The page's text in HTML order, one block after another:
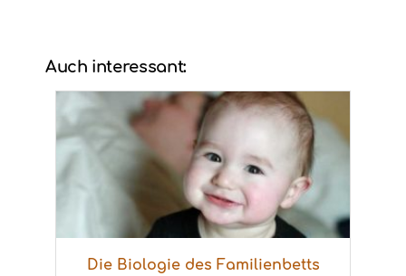
Auch interessant:
Die Biologie des Familienbetts